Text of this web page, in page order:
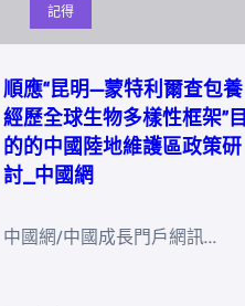
記得
順應“昆明—蒙特利爾查包養
經歷全球生物多樣性框架”目
的的中國陸地維護區政策研
討_中國網
中國網/中國成長門戶網訊…